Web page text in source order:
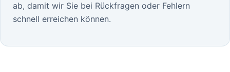
ab, damit wir Sie bei Rückfragen oder Fehlern
schnell erreichen können.